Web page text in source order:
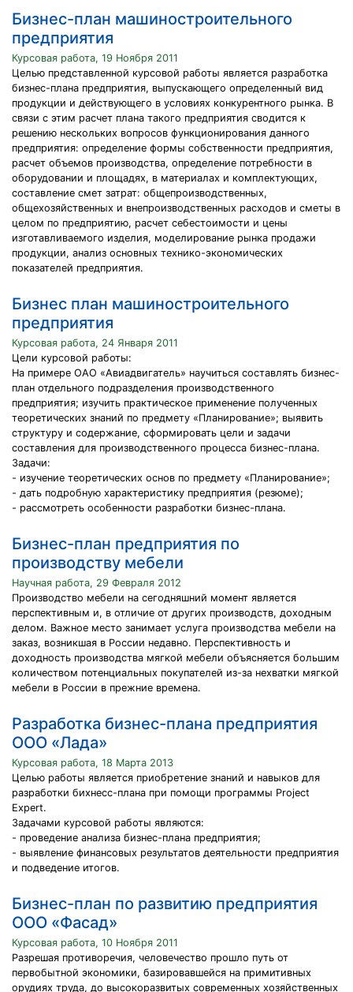
Бизнес-план машиностроительного
предприятия
Курсовая работа, 19 Ноября 2011
Целью представленной курсовой работы является разработка
бизнес-плана предприятия, выпускающего определенный вид
продукции и действующего в условиях конкурентного рынка. В
связи с этим расчет плана такого предприятия сводится к
решению нескольких вопросов функционирования данного
предприятия: определение формы собственности предприятия,
расчет объемов производства, определение потребности в
оборудовании и площадях, в материалах и комплектующих,
составление смет затрат: общепроизводственных,
общехозяйственных и внепроизводственных расходов и сметы в
целом по предприятию, расчет себестоимости и цены
изготавливаемого изделия, моделирование рынка продажи
продукции, анализ основных технико-экономических
показателей предприятия.
Бизнес план машиностроительного
предприятия
Курсовая работа, 24 Января 2011
Цели курсовой работы:
На примере ОАО «Авиадвигатель» научиться составлять бизнес-
план отдельного подразделения производственного
предприятия; изучить практическое применение полученных
теоретических знаний по предмету «Планирование»; выявить
структуру и содержание, сформировать цели и задачи
составления для производственного процесса бизнес-плана.
Задачи:
- изучение теоретических основ по предмету «Планирование»;
- дать подробную характеристику предприятия (резюме);
- рассмотреть особенности разработки бизнес-плана.
Бизнес-план предприятия по
производству мебели
Научная работа, 29 Февраля 2012
Производство мебели на сегодняшний момент является
перспективным и, в отличие от других производств, доходным
делом. Важное место занимает услуга производства мебели на
заказ, возникшая в России недавно. Перспективность и
доходность производства мягкой мебели объясняется большим
количеством потенциальных покупателей из-за нехватки мягкой
мебели в России в прежние времена.
Разработка бизнес-плана предприятия
ООО «Лада»
Курсовая работа, 18 Марта 2013
Целью работы является приобретение знаний и навыков для
разработки бихнесс-плана при помощи программы Project
Expert.
Задачами курсовой работы являются:
- проведение анализа бизнес-плана предприятия;
- выявление финансовых результатов деятельности предприятия
и подведение итогов.
Бизнес-план по развитию предприятия
ООО «Фасад»
Курсовая работа, 10 Ноября 2011
Разрешая противоречия, человечество прошло путь от
первобытной экономики, базировавшейся на примитивных
орудиях труда, до высокоразвитых современных хозяйственных